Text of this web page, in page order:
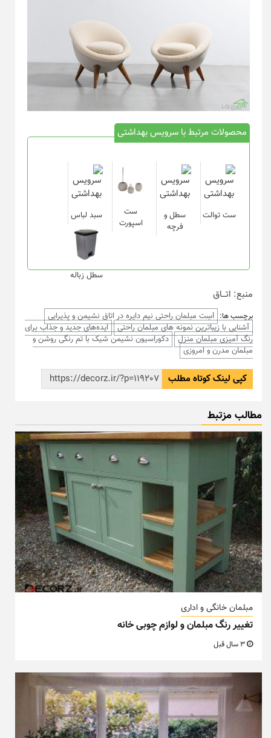
محصولات مرتبط با سرویس بهداشتی
ست توالت
سطل و
فرچه
ست
اسپورت
سبد لباس
سطل زباله
منبع: اتـــاق
برچسب ها: lسِت مبلمان راحتی نیم دایره در اتاق نشیمن و پذیرایی
آشنایی با زیباترین نمونه های مبلمان راحتی
ایده‌های جدید و جذاب برای
رنگ آمیزی مبلمان منزل
دکوراسیون نشیمن شیک با تم رنگی روشن و
مبلمان مدرن و امروزی
کپی لینک کوتاه مطلب
مطالب مزتبط
مبلمان خانگی و اداری
تغییر رنگ مبلمان و لوازم چوبی خانه